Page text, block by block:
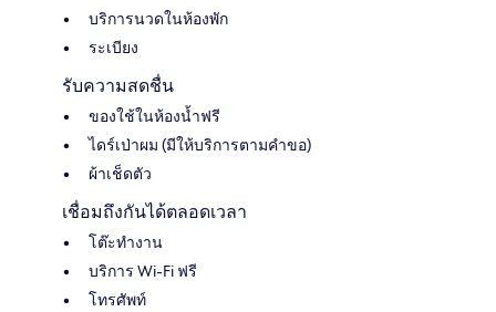
บริการนวดในห้องพัก
ระเบียง
รับความสดชื่น
ของใช้ในห้องน้ำฟรี
ไดร์เป่าผม (มีให้บริการตามคำขอ)
ผ้าเช็ดตัว
เชื่อมถึงกันได้ตลอดเวลา
โต๊ะทำงาน
บริการ Wi-Fi ฟรี
โทรศัพท์